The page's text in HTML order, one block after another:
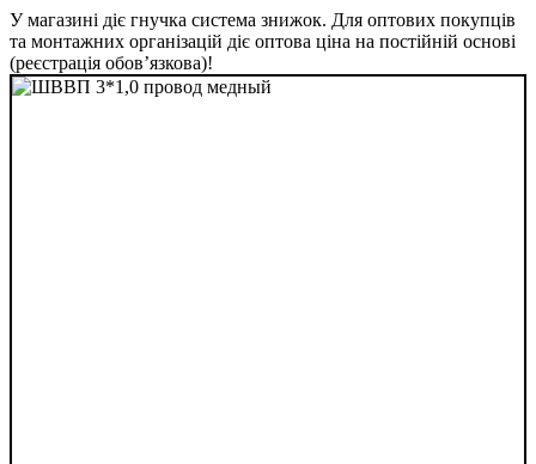
У магазині діє гнучка система знижок. Для оптових покупців
та монтажних організацій діє оптова ціна на постійній основі
(реєстрація обов’язкова)!